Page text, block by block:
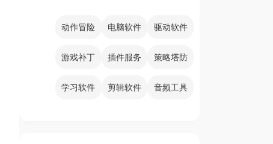
动作冒险 电脑软件 驱动软件
游戏补丁 插件服务 策略塔防
学习软件 剪辑软件 音频工具